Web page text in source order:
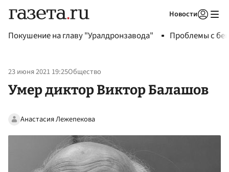
Новости
Покушение на главу "Уралдронзавода" Проблемы с
23 июня 2021 19:25Общество
Умер диктор Виктор Балашов
Анастасия Лежепекова